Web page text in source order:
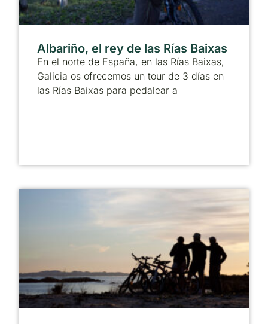
Albariño, el rey de las Rías Baixas
En el norte de España, en las Rías Baixas,
Galicia os ofrecemos un tour de 3 días en
las Rías Baixas para pedalear a